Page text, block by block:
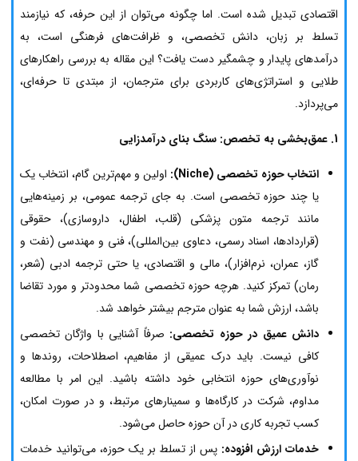
اقتصادی تبدیل شده است. اما چگونه می‌توان از این حرفه، که نیازمند
تسلط بر زبان، دانش تخصصی، و ظرافت‌های فرهنگی است، به
درآمدهای پایدار و چشمگیر دست یافت؟ این مقاله به بررسی راهکارهای
طلایی و استراتژی‌های کاربردی برای مترجمان، از مبتدی تا حرفه‌ای،
می‌پردازد.
1. عمق‌بخشی به تخصص: سنگ بنای درآمدزایی
انتخاب حوزه تخصصی (Niche):
اولین و مهم‌ترین گام، انتخاب یک
یا چند حوزه تخصصی است. به جای ترجمه عمومی، بر زمینه‌هایی
مانند ترجمه متون پزشکی (قلب، اطفال، داروسازی)، حقوقی
(قراردادها، اسناد رسمی، دعاوی بین‌المللی)، فنی و مهندسی (نفت و
گاز، عمران، نرم‌افزار)، مالی و اقتصادی، یا حتی ترجمه ادبی (شعر،
رمان) تمرکز کنید. هرچه حوزه تخصصی شما محدودتر و مورد تقاضا
باشد، ارزش شما به عنوان مترجم بیشتر خواهد شد.
دانش عمیق در حوزه تخصصی: صرفاً آشنایی با واژگان تخصصی
کافی نیست. باید درک عمیقی از مفاهیم، اصطلاحات، روندها و
نوآوری‌های حوزه انتخابی خود داشته باشید. این امر با مطالعه
مداوم، شرکت در کارگاه‌ها و سمینارهای مرتبط، و در صورت امکان،
کسب تجربه کاری در آن حوزه حاصل می‌شود.
خدمات ارزش افزوده: پس از تسلط بر یک حوزه، می‌توانید خدمات